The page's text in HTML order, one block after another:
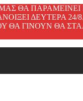
ΘΑ ΠΑΡΑΜΕΙΝΕΙ
ΔΕΥΤΕΡΑ 24/
ΘΑ ΓΙΝΟΥΝ ΘΑ